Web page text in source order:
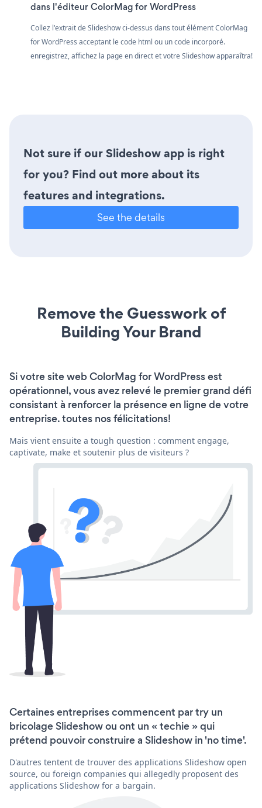
dans l'éditeur ColorMag for WordPress
Collez l'extrait de Slideshow ci-dessus dans tout élément ColorMag
for WordPress acceptant le code html ou un code incorporé.
enregistrez, affichez la page en direct et votre Slideshow apparaîtra!
Not sure if our Slideshow app is right
for you? Find out more about its
features and integrations.
See the details
Remove the Guesswork of
Building Your Brand
Si votre site web ColorMag for WordPress est
opérationnel, vous avez relevé le premier grand défi
consistant à renforcer la présence en ligne de votre
entreprise. toutes nos félicitations!
Mais vient ensuite a tough question : comment engage,
captivate, make et soutenir plus de visiteurs ?
Certaines entreprises commencent par try un
bricolage Slideshow ou ont un « techie » qui
prétend pouvoir construire a Slideshow in 'no time'.
D'autres tentent de trouver des applications Slideshow open
source, ou foreign companies qui allegedly proposent des
applications Slideshow for a bargain.